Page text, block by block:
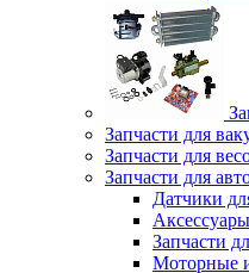
Запчасти для
Запчасти для
Запчасти для
Датчики
Запчасти
Моторные